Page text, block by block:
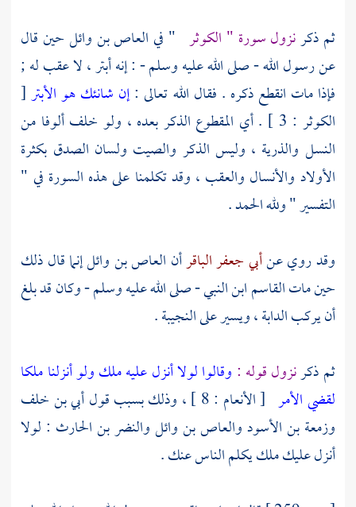
ثم ذكرنزول سورة " الكوثر " فيالعاص بن وائلحين قال
عن رسول الله - صلى الله عليه وسلم - : إنه أبتر ، لا عقب له ;
فإذا مات انقطع ذكره . فقال الله تعالى :إن شانئك هو الأبتر[
الكوثر : 3 ] . أي المقطوع الذكر بعده ، ولو خلف ألوفا من
النسل والذرية ، وليس الذكر والصيت ولسان الصدق بكثرة
الأولاد والأنسال والعقب ، وقد تكلمنا على هذه السورة في "
التفسير " ولله الحمد .
وقد روي عنأبي جعفر الباقرأن العاص بن وائلإنما قال ذلك
حين ماتالقاسمابن النبي - صلى الله عليه وسلم - وكان قد بلغ
أن يركب الدابة ، ويسير علىالنجيبة.
ثم ذكرنزول قوله : وقالوا لولا أنزل عليه ملك ولو أنزلنا ملكا
لقضي الأمر [ الأنعام : 8 ] ، وذلك بسبب قول
أبي بن خلف
وزمعة بن الأسودوالعاص بن وائلوالنضر بن الحارث : لولا
أنزل عليك ملك يكلم الناس عنك .